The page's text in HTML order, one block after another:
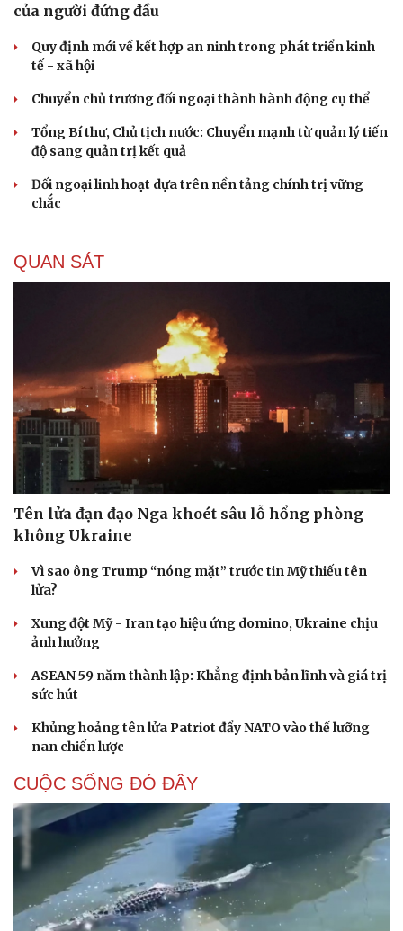
của người đứng đầu
Quy định mới về kết hợp an ninh trong phát triển kinh
tế - xã hội
Chuyển chủ trương đối ngoại thành hành động cụ thể
Tổng Bí thư, Chủ tịch nước: Chuyển mạnh từ quản lý tiến
độ sang quản trị kết quả
Đối ngoại linh hoạt dựa trên nền tảng chính trị vững
chắc
QUAN SÁT
Tên lửa đạn đạo Nga khoét sâu lỗ hổng phòng
không Ukraine
Vì sao ông Trump “nóng mặt” trước tin Mỹ thiếu tên
lửa?
Xung đột Mỹ - Iran tạo hiệu ứng domino, Ukraine chịu
ảnh hưởng
ASEAN 59 năm thành lập: Khẳng định bản lĩnh và giá trị
sức hút
Khủng hoảng tên lửa Patriot đẩy NATO vào thế lưỡng
nan chiến lược
CUỘC SỐNG ĐÓ ĐÂY